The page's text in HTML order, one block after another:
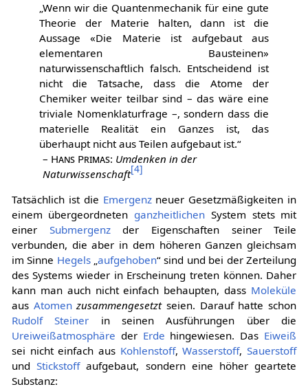
„Wenn wir die Quantenmechanik für eine gute
Theorie der Materie halten, dann ist die
Aussage «Die Materie ist aufgebaut aus
elementaren Bausteinen»
naturwissenschaftlich falsch. Entscheidend ist
nicht die Tatsache, dass die Atome der
Chemiker weiter teilbar sind – das wäre eine
triviale Nomenklaturfrage –, sondern dass die
materielle Realität ein Ganzes ist, das
überhaupt nicht aus Teilen aufgebaut ist.“
– Hans Primas: Umdenken in der
Naturwissenschaft[4]
Tatsächlich ist die Emergenzneuer Gesetzmäßigkeiten in
einem übergeordneten ganzheitlichen System stets mit
einer Submergenzder Eigenschaften seiner Teile
verbunden, die aber in dem höheren Ganzen gleichsam
im Sinne Hegels„aufgehoben“ sind und bei der Zerteilung
des Systems wieder in Erscheinung treten können. Daher
kann man auch nicht einfach behaupten, dass Moleküle
aus Atomen zusammengesetztseien. Darauf hatte schon
Rudolf Steiner in seinen Ausführungen über die
Ureiweißatmosphäre der Erde hingewiesen. Das Eiweiß
sei nicht einfach aus Kohlenstoff,Wasserstoff,Sauerstoff
undStickstoffaufgebaut, sondern eine höher geartete
Substanz: